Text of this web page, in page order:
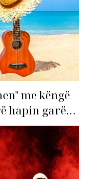
me këngë
hapin garën